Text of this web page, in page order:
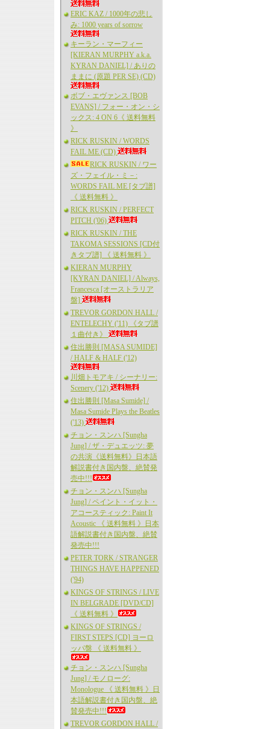
ERIC KAZ / 1000年の悲し
み: 1000 years of sorrow
キーラン・マーフィー
[KIERAN MURPHY a.k.a.
KYRAN DANIEL] / ありの
ままに (原題 PER SE) (CD)
ボブ・エヴァンス [BOB
EVANS] / フォー・オン・シ
ックス: 4 ON 6《 送料無料
》
RICK RUSKIN / WORDS
FAIL ME (CD)
RICK RUSKIN / ワー
ズ・フェイル・ミ－:
WORDS FAIL ME [タブ譜]
《 送料無料 》
RICK RUSKIN / PERFECT
PITCH ('06)
RICK RUSKIN / THE
TAKOMA SESSIONS [CD付
きタブ譜] 《 送料無料 》
KIERAN MURPHY
[KYRAN DANIEL] / Always,
Francesca [オーストラリア
盤]
TREVOR GORDON HALL /
ENTELECHY ('11) 《タブ譜
１曲付き》
住出勝則 [MASA SUMIDE]
/ HALF & HALF ('12)
川畑トモアキ / シーナリー:
Scenery ('12)
住出勝則 [Masa Sumide] /
Masa Sumide Plays the Beatles
('13)
チョン・スンハ [Sungha
Jung] / ザ・デュエッツ: 夢
の共演《送料無料》日本語
解説書付き国内盤、絶賛発
売中!!!
チョン・スンハ [Sungha
Jung] / ペイント・イット・
アコースティック: Paint It
Acoustic 《 送料無料 》日本
語解説書付き国内盤、絶賛
発売中!!!
PETER TORK / STRANGER
THINGS HAVE HAPPENED
('94)
KINGS OF STRINGS / LIVE
IN BELGRADE [DVD/CD]
《 送料無料 》
KINGS OF STRINGS /
FIRST STEPS [CD] ヨーロ
ッパ盤 《 送料無料 》
チョン・スンハ [Sungha
Jung] / モノローグ:
Monologue 《 送料無料 》日
本語解説書付き国内盤、絶
賛発売中!!!
TREVOR GORDON HALL /